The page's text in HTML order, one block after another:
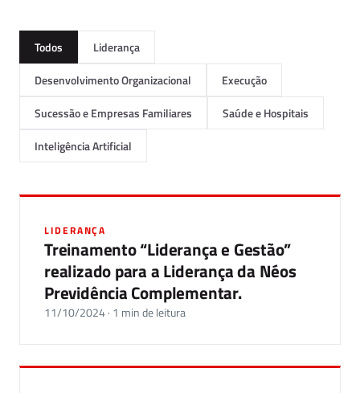
Todos
Liderança
Desenvolvimento Organizacional
Execução
Sucessão e Empresas Familiares
Saúde e Hospitais
Inteligência Artificial
LIDERANÇA
Treinamento “Liderança e Gestão”
realizado para a Liderança da Néos
Previdência Complementar.
11/10/2024 · 1 min de leitura